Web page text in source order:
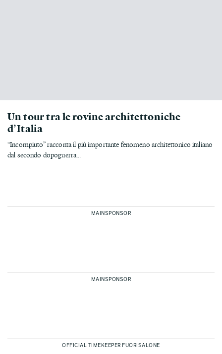
Un tour tra le rovine architettoniche
d’Italia
“Incompiuto” racconta il più importante fenomeno architettonico italiano
dal secondo dopoguerra...
MAINSPONSOR
MAINSPONSOR
OFFICIAL TIMEKEEPER FUORISALONE